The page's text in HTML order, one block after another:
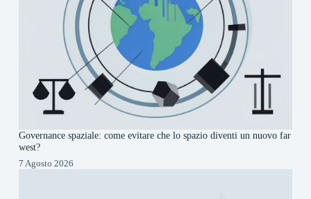
Governance spaziale: come evitare che lo spazio diventi un nuovo far
west?
7 Agosto 2026